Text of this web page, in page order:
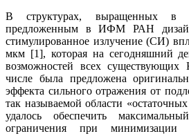
В структурах,
предложенным в ИФМ РАН
стимулированное излучение (СИ)
мкм [1], которая на сегодняшний
возможностей всех
числе была предложена
эффекта сильного отражения от
так называемой области
удалось обеспечить
ограничения при минимизации